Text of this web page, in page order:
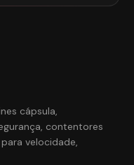
cápsula,
contentores
velocidade,